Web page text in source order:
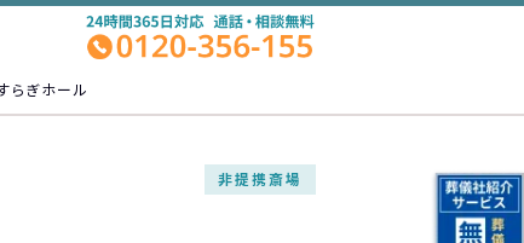
らぎホール
非提携斎場